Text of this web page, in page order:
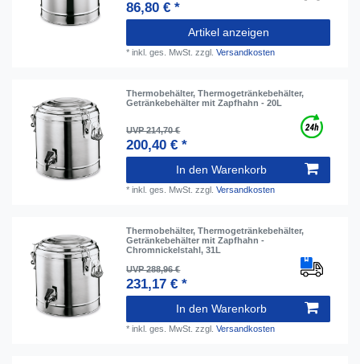
86,80 € *
Artikel anzeigen
*inkl. ges. MwSt. zzgl.Versandkosten
Thermobehälter, Thermogetränkebehälter,
Getränkebehälter mit Zapfhahn - 20L
UVP 214,70 €
200,40 € *
In den Warenkorb
*inkl. ges. MwSt. zzgl.Versandkosten
Thermobehälter, Thermogetränkebehälter,
Getränkebehälter mit Zapfhahn -
Chromnickelstahl, 31L
UVP 288,96 €
231,17 € *
In den Warenkorb
*inkl. ges. MwSt. zzgl.Versandkosten